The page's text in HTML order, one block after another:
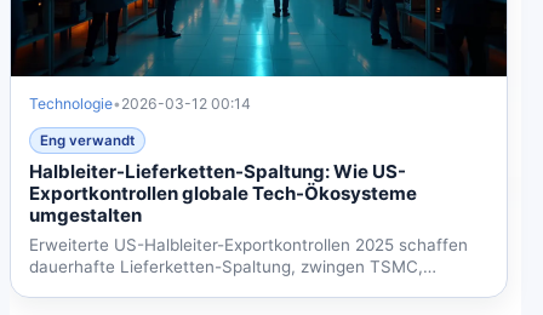
Technologie• 2026-03-12 00:14
Eng verwandt
Halbleiter-Lieferketten-Spaltung: Wie US-
Exportkontrollen globale Tech-Ökosysteme
umgestalten
Erweiterte US-Halbleiter-Exportkontrollen 2025 schaffen
dauerhafte Lieferketten-Spaltung, zwingen TSMC,